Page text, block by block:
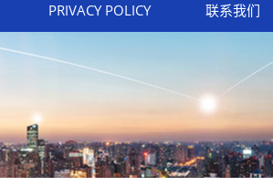
PRIVACY POLICY 联系我们